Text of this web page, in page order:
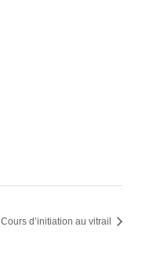
Cours d’initiation au vitrail